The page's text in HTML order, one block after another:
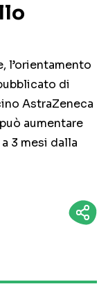
l’orientamento
di
AstraZeneca
aumentare
3 mesi dalla